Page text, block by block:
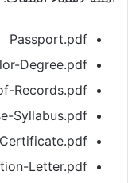
Passport.pdf
Degree.pdf
Records.pdf
Syllabus.pdf
Certificate.pdf
Letter.pdf